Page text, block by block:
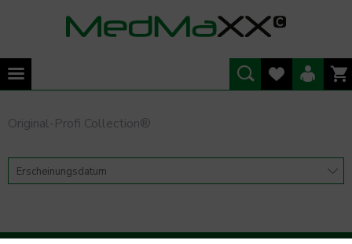
Original-Profi Collection®